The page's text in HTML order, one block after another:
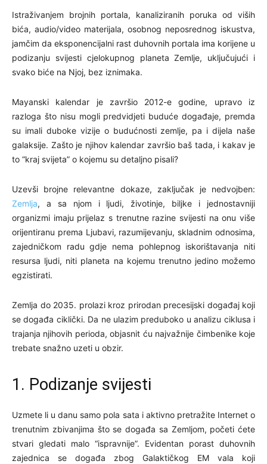
Istraživanjem brojnih portala, kanaliziranih poruka od viših
bića, audio/video materijala, osobnog neposrednog iskustva,
jamčim da eksponencijalni rast duhovnih portala ima korijene u
podizanju svijesti cjelokupnog planeta Zemlje, uključujući i
svako biće na Njoj, bez iznimaka.
Mayanski kalendar je završio 2012-e godine, upravo iz
razloga što nisu mogli predvidjeti buduće događaje, premda
su imali duboke vizije o budućnosti zemlje, pa i dijela naše
galaksije. Zašto je njihov kalendar završio baš tada, i kakav je
to “kraj svijeta” o kojemu su detaljno pisali?
Uzevši brojne relevantne dokaze, zaključak je nedvojben:
Zemlja, a sa njom i ljudi, životinje, biljke i jednostavniji
organizmi imaju prijelaz s trenutne razine svijesti na onu više
orijentiranu prema Ljubavi, razumijevanju, skladnim odnosima,
zajedničkom radu gdje nema pohlepnog iskorištavanja niti
resursa ljudi, niti planeta na kojemu trenutno jedino možemo
egzistirati.
Zemlja do 2035. prolazi kroz prirodan precesijski događaj koji
se događa ciklički. Da ne ulazim preduboko u analizu ciklusa i
trajanja njihovih perioda, objasnit ću najvažnije čimbenike koje
trebate snažno uzeti u obzir.
1. Podizanje svijesti
Uzmete li u danu samo pola sata i aktivno pretražite Internet o
trenutnim zbivanjima što se događa sa Zemljom, početi ćete
stvari gledati malo “ispravnije”. Evidentan porast duhovnih
zajednica se događa zbog Galaktičkog EM vala koji